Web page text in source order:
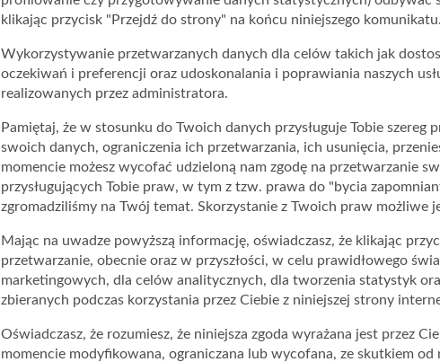
klikając przycisk "Przejdź do strony" na końcu niniejszego komunikatu.
Wykorzystywanie przetwarzanych danych dla celów takich jak
oczekiwań i preferencji oraz udoskonalania i poprawiania naszych
realizowanych przez administratora.
Pamiętaj, że w stosunku do Twoich danych przysługuje Tobie
swoich danych, ograniczenia ich przetwarzania, ich usunięcia,
momencie możesz wycofać udzieloną nam zgodę na przetwarzanie
przysługujących Tobie praw, w tym z tzw. prawa do "bycia
zgromadziliśmy na Twój temat. Skorzystanie z Twoich praw możliwe
Mając na uwadze powyższą informację, oświadczasz, że klikając
przetwarzanie, obecnie oraz w przyszłości, w celu prawidłowego
marketingowych, dla celów analitycznych, dla tworzenia statystyk
zbieranych podczas korzystania przez Ciebie z niniejszej strony
Oświadczasz, że rozumiesz, że niniejsza zgoda wyrażana jest przez
momencie modyfikowana, ograniczana lub wycofana, ze skutkiem